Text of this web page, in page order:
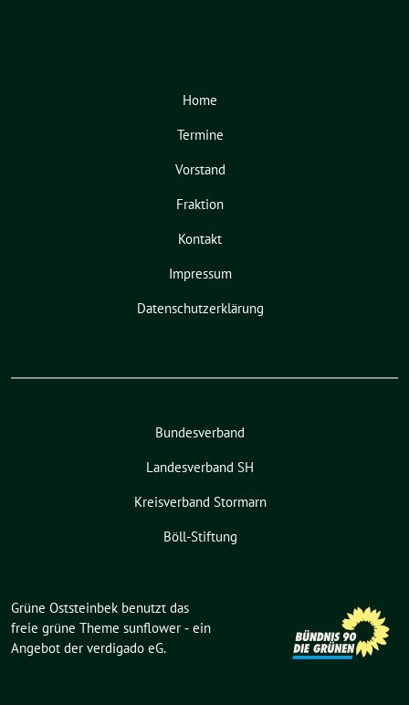
Home
Termine
Vorstand
Fraktion
Kontakt
Impressum
Datenschutzerklärung
Bundesverband
Landesverband SH
Kreisverband Stormarn
Böll-Stiftung
Grüne Oststeinbek benutzt das
freie grüne Theme sunflower ‐ ein
Angebot der verdigado eG.